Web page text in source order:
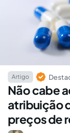
Artigo
Não cabe
atribuição
preços de